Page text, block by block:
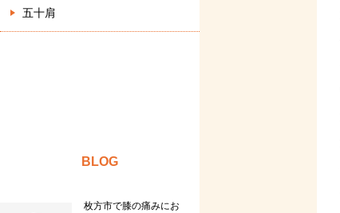
五十肩
BLOG
枚方市で膝の痛みにお